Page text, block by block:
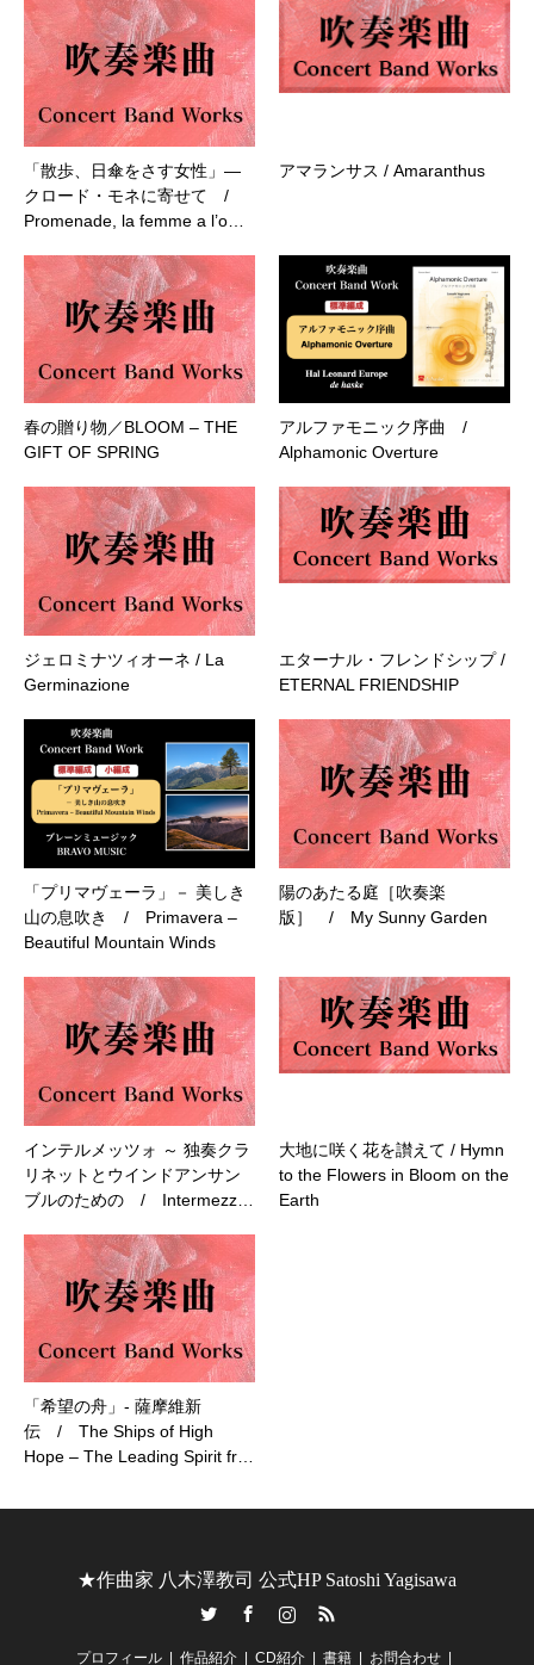
「散歩、日傘をさす女性」―
クロード・モネに寄せて /
Promenade, la femme a l’o…
アマランサス / Amaranthus
春の贈り物／BLOOM – THE
GIFT OF SPRING
アルファモニック序曲 /
Alphamonic Overture
ジェロミナツィオーネ / La
Germinazione
エターナル・フレンドシップ /
ETERNAL FRIENDSHIP
「プリマヴェーラ」－ 美しき
山の息吹き / Primavera –
Beautiful Mountain Winds
陽のあたる庭［吹奏楽
版］ / My Sunny Garden
インテルメッツォ ～ 独奏クラ
リネットとウインドアンサン
ブルのための / Intermezz…
大地に咲く花を讃えて / Hymn
to the Flowers in Bloom on the
Earth
「希望の舟」- 薩摩維新
伝 / The Ships of High
Hope – The Leading Spirit fr…
★作曲家 八木澤教司 公式HP Satoshi Yagisawa
RSS
プロフィール 作品紹介 CD紹介 書籍 お問合わせ